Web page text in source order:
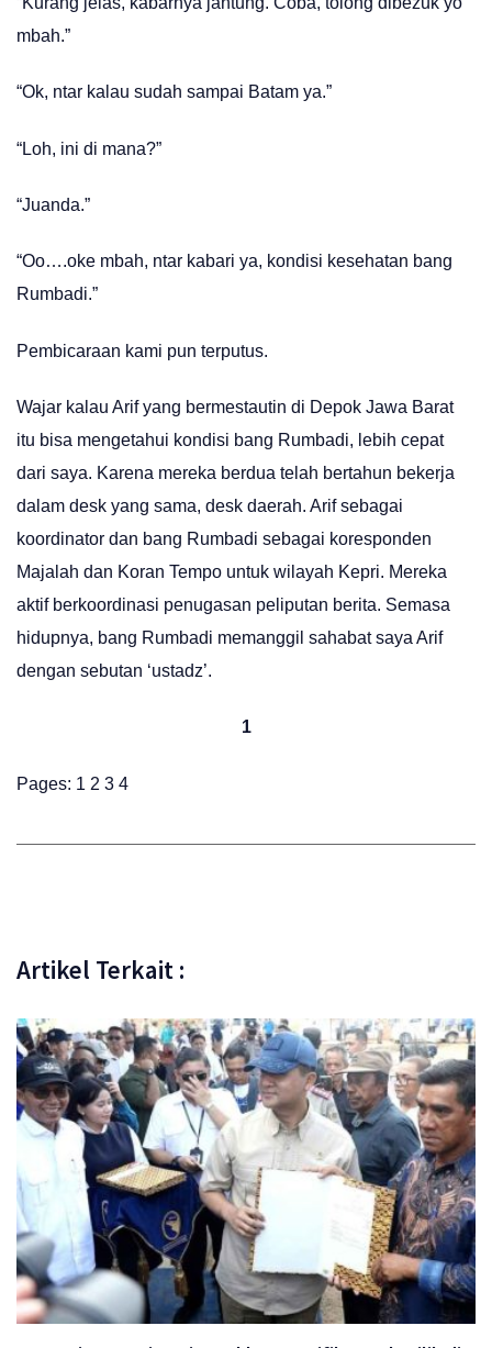
mbah.”
“Ok, ntar kalau sudah sampai Batam ya.”
“Loh, ini di mana?”
“Juanda.”
“Oo….oke mbah, ntar kabari ya, kondisi kesehatan bang
Rumbadi.”
Pembicaraan kami pun terputus.
Wajar kalau Arif yang bermestautin di Depok Jawa Barat
itu bisa mengetahui kondisi bang Rumbadi, lebih cepat
dari saya. Karena mereka berdua telah bertahun bekerja
dalam desk yang sama, desk daerah. Arif sebagai
koordinator dan bang Rumbadi sebagai koresponden
Majalah dan Koran Tempo untuk wilayah Kepri. Mereka
aktif berkoordinasi penugasan peliputan berita. Semasa
hidupnya, bang Rumbadi memanggil sahabat saya Arif
dengan sebutan ‘ustadz’.
1
Pages: 1 2 3 4
Artikel Terkait :